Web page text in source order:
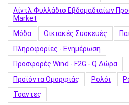
Λίντλ Φυλλάδιο Εβδομαδιαίων
Market
Μόδα
Οικιακές Συσκευές
Πληροφορίες - Ενημέρωση
Προσφορές Wind - F2G - Q Δώρα
Προϊόντα Ομορφιάς
Ρολόι
Τσάντες